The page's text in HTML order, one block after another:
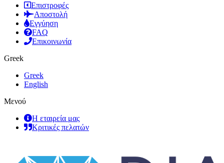
Επιστροφές
Αποστολή
Εγγύηση
FAQ
Επικοινωνία
Greek
Greek
English
Μενού
Η εταιρεία μας
Κριτικές πελατών